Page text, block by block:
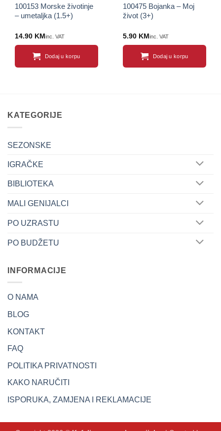
100153 Morske životinje
– umetaljka (1.5+)
14.90 KMinc. VAT
Dodaj u korpu
100475 Bojanka – Moj
život (3+)
5.90 KMinc. VAT
Dodaj u korpu
KATEGORIJE
SEZONSKE
IGRAČKE
BIBLIOTEKA
MALI GENIJALCI
PO UZRASTU
PO BUDŽETU
INFORMACIJE
O NAMA
BLOG
KONTAKT
FAQ
POLITIKA PRIVATNOSTI
KAKO NARUČITI
ISPORUKA, ZAMJENA I REKLAMACIJE